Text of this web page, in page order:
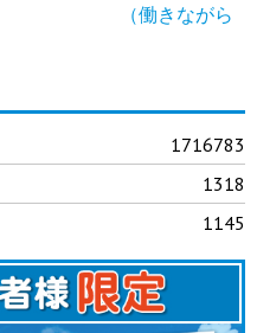
制度 （働きながら
1716783
1318
1145